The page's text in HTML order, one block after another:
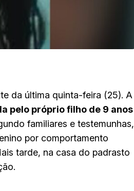
da última quinta-feira (25). A
pelo próprio filho de 9 anos
familiares e testemunhas,
por comportamento
tarde, na casa do padrasto